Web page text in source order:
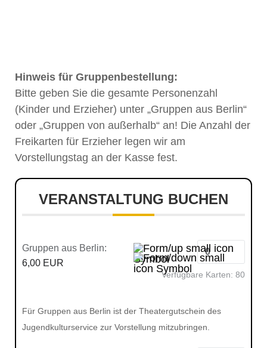
Hinweis für Gruppenbestellung:
Bitte geben Sie die gesamte Personenzahl
(Kinder und Erzieher) unter „Gruppen aus Berlin“
oder „Gruppen von außerhalb“ an! Die Anzahl der
Freikarten für Erzieher legen wir am
Vorstellungstag an der Kasse fest.
VERANSTALTUNG BUCHEN
Gruppen aus Berlin:
6,00 EUR
Verfügbare Karten: 80
Für Gruppen aus Berlin ist der Theatergutschein des
Jugendkulturservice zur Vorstellung mitzubringen.